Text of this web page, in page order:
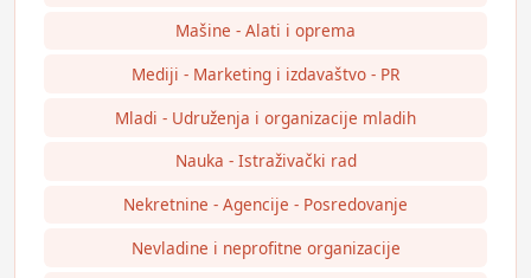
Mašine - Alati i oprema
Mediji - Marketing i izdavaštvo - PR
Mladi - Udruženja i organizacije mladih
Nauka - Istraživački rad
Nekretnine - Agencije - Posredovanje
Nevladine i neprofitne organizacije